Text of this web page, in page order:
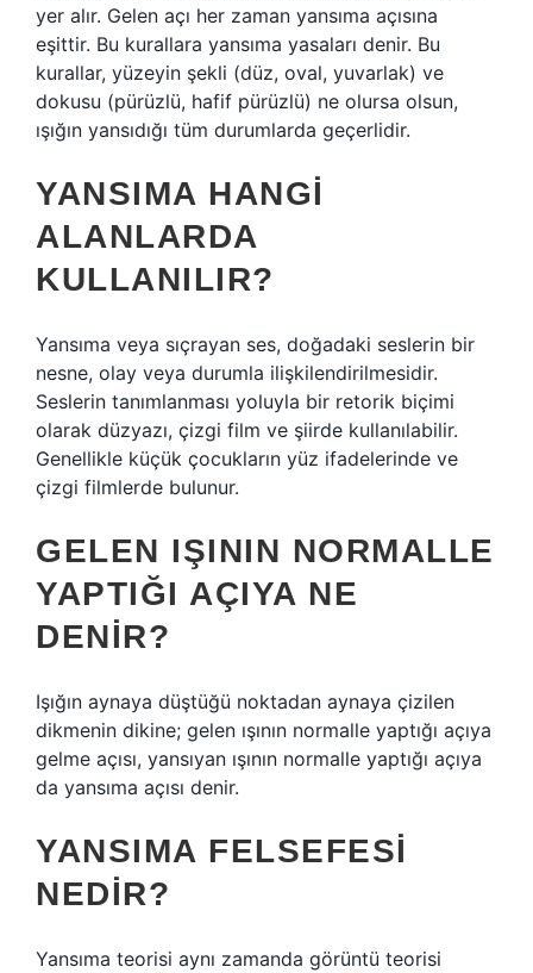
yer alır. Gelen açı her zaman yansıma açısına
eşittir. Bu kurallara yansıma yasaları denir. Bu
kurallar, yüzeyin şekli (düz, oval, yuvarlak) ve
dokusu (pürüzlü, hafif pürüzlü) ne olursa olsun,
ışığın yansıdığı tüm durumlarda geçerlidir.
YANSIMA HANGI
ALANLARDA
KULLANILIR?
Yansıma veya sıçrayan ses, doğadaki seslerin bir
nesne, olay veya durumla ilişkilendirilmesidir.
Seslerin tanımlanması yoluyla bir retorik biçimi
olarak düzyazı, çizgi film ve şiirde kullanılabilir.
Genellikle küçük çocukların yüz ifadelerinde ve
çizgi filmlerde bulunur.
GELEN IŞININ NORMALLE
YAPTIĞI AÇIYA NE
DENIR?
Işığın aynaya düştüğü noktadan aynaya çizilen
dikmenin dikine; gelen ışının normalle yaptığı açıya
gelme açısı, yansıyan ışının normalle yaptığı açıya
da yansıma açısı denir.
YANSIMA FELSEFESI
NEDIR?
Yansıma teorisi aynı zamanda görüntü teorisi